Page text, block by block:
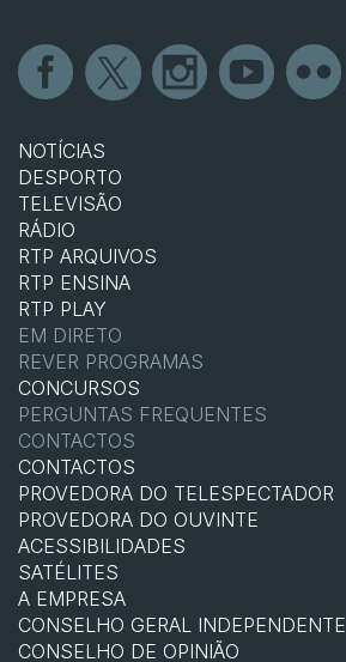
NOTÍCIAS
DESPORTO
TELEVISÃO
RÁDIO
RTP ARQUIVOS
RTP ENSINA
RTP PLAY
EM DIRETO
REVER PROGRAMAS
CONCURSOS
PERGUNTAS FREQUENTES
CONTACTOS
CONTACTOS
PROVEDORA DO TELESPECTADOR
PROVEDORA DO OUVINTE
ACESSIBILIDADES
SATÉLITES
A EMPRESA
CONSELHO GERAL INDEPENDENTE
CONSELHO DE OPINIÃO